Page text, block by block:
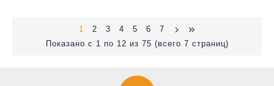
1 2 3 4 5 6
7
Показано с 1 по 12 из 75 (всего 7 страниц)